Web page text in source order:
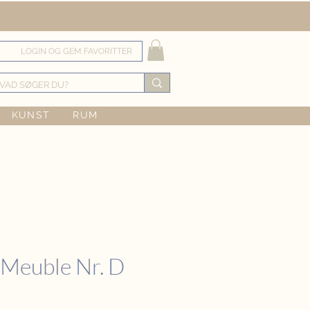
LOGIN OG GEM FAVORITTER
KUNST RUM
Nr. D